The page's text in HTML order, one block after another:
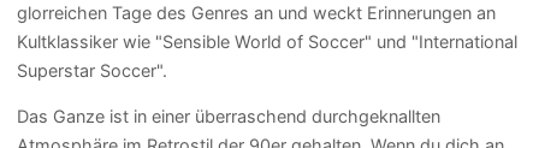
glorreichen Tage des Genres an und weckt Erinnerungen an
Kultklassiker wie "Sensible World of Soccer" und "International
Superstar Soccer".
Das Ganze ist in einer überraschend durchgeknallten